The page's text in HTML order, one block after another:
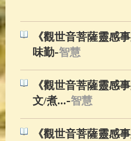
《觀世音菩薩靈感
味勤-智慧
《觀世音菩薩靈感
文/煮...-智慧
《觀世音菩薩靈感